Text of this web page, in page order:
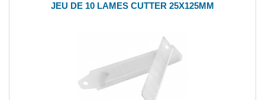
JEU DE 10 LAMES CUTTER 25X125MM